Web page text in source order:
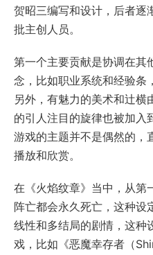
贺昭三编写和设计，后者逐
批主创人员。
第一个主要贡献是协调在其
念，比如职业系统和经验条
另外，有魅力的美术和辻
的引人注目的旋律也被加入
游戏的主题并不是偶然的，
播放和欣赏。
在《火焰纹章》当中，从第
阵亡都会永久死亡，这种设
线性和多结局的剧情，这种
戏，比如《恶魔幸存者（